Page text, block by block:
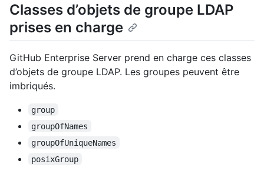
Classes d’objets de groupe LDAP
prises en charge
GitHub Enterprise Server prend en charge ces classes
d’objets de groupe LDAP. Les groupes peuvent être
imbriqués.
group
groupOfNames
groupOfUniqueNames
posixGroup